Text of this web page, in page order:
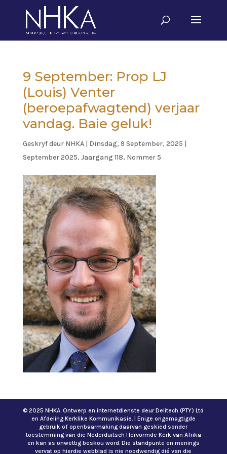
9 September: Prop LJ
(Louis) Venter
(beroepafwagtend) verjaar
vandag. Baie geluk!
Geskryf deur NHKA| Dinsdag, 9 September, 2025 |
September 2025, Jaargang 118, Nommer 5
© 2025 NHKA. Ontwerp en internetdienste deur Delitech (PTY) Ltd
en Afdeling Kerklike Kommunikasie. | Enige ongemagtigde
gebruik of openbaarmaking daarvan geskied sonder
toestemming van die Nederduitsch Hervormde Kerk van Afrika
en kan as onwettig beskou word. Die standpunte en menings
vervat op hierdie webblad is nie noodwendig dié van die